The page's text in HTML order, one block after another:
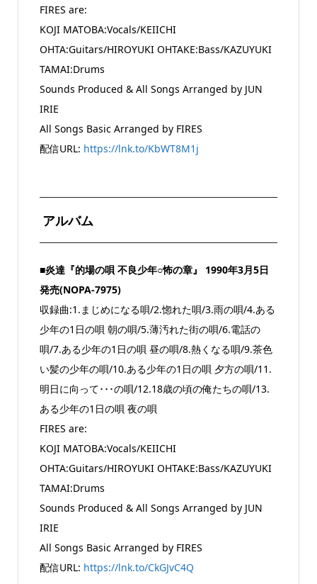
FIRES are:
KOJI MATOBA:Vocals/KEIICHI
OHTA:Guitars/HIROYUKI OHTAKE:Bass/KAZUYUKI
TAMAI:Drums
Sounds Produced & All Songs Arranged by JUN
IRIE
All Songs Basic Arranged by FIRES
配信URL: https://lnk.to/KbWT8M1j
アルバム
■炎達『的場の唄 不良少年○怖の章』 1990年3月5日
発売(NOPA-7975)
収録曲:1.まじめになる唄/2.惚れた唄/3.雨の唄/4.ある
少年の1日の唄 朝の唄/5.薄汚れた街の唄/6.電話の
唄/7.ある少年の1日の唄 昼の唄/8.熱くなる唄/9.茶色
い髪の少年の唄/10.ある少年の1日の唄 夕方の唄/11.
明日に向って･･･の唄/12.18歳の頃の俺たちの唄/13.
ある少年の1日の唄 夜の唄
FIRES are:
KOJI MATOBA:Vocals/KEIICHI
OHTA:Guitars/HIROYUKI OHTAKE:Bass/KAZUYUKI
TAMAI:Drums
Sounds Produced & All Songs Arranged by JUN
IRIE
All Songs Basic Arranged by FIRES
配信URL: https://lnk.to/CkGJvC4Q